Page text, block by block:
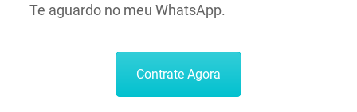
Te aguardo no meu WhatsApp.
Contrate Agora